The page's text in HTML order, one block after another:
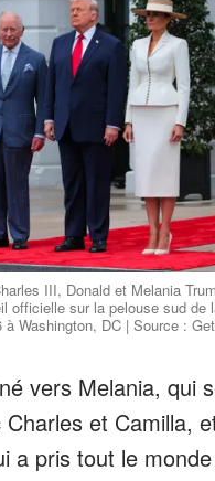
III, Donald et Melania
officielle sur la pelouse sud de
Washington, DC | Source :
vers Melania, qui
et Camilla,
a pris tout le